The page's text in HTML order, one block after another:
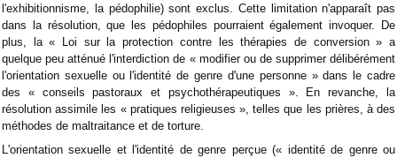
l'exhibitionnisme, la pédophilie) sont exclus. Cette limitation n'apparaît pas
dans la résolution, que les pédophiles pourraient également invoquer. De
plus, la « Loi sur la protection contre les thérapies de conversion » a
quelque peu atténué l'interdiction de « modifier ou de supprimer délibérément
l'orientation sexuelle ou l'identité de genre d'une personne » dans le cadre
des « conseils pastoraux et psychothérapeutiques ». En revanche, la
résolution assimile les « pratiques religieuses », telles que les prières, à des
méthodes de maltraitance et de torture.
L'orientation sexuelle et l'identité de genre perçue (« identité de genre ou